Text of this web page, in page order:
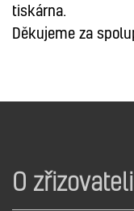
tiskárna.
Děkujeme za
O zřizovateli